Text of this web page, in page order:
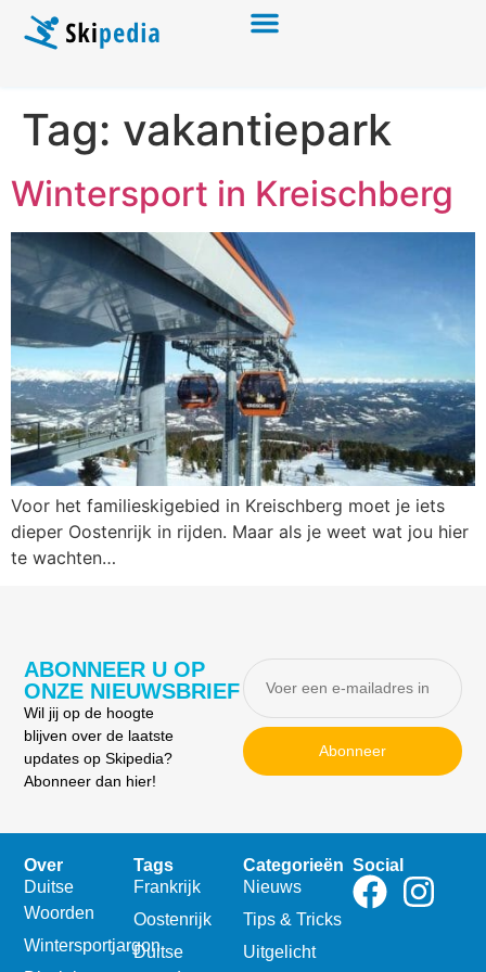
Tag: vakantiepark
Wintersport in Kreischberg
Voor het familieskigebied in Kreischberg moet je iets
dieper Oostenrijk in rijden. Maar als je weet wat jou hier
te wachten…
ABONNEER U OP
ONZE NIEUWSBRIEF
Wil jij op de hoogte
blijven over de laatste
updates op Skipedia?
Abonneer dan hier!
Abonneer
Over
Duitse
Woorden
Wintersportjargon
Tags
Frankrijk
Oostenrijk
Duitse
Categorieën
Nieuws
Tips & Tricks
Uitgelicht
Social